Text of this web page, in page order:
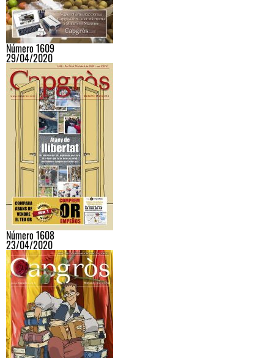
Número 1609
29/04/2020
Número 1608
23/04/2020